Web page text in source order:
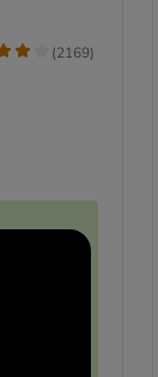
(2169)